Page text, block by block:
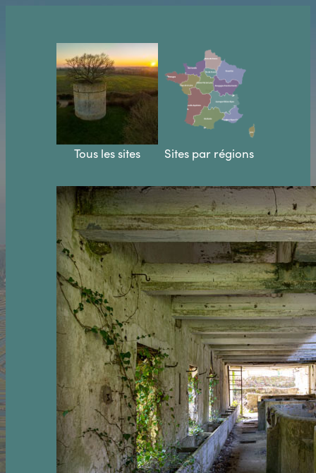
Tous les sites Sites par régions